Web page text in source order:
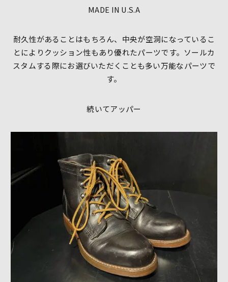
MADE IN U.S.A
耐久性があることはもちろん、中央が空洞になっているこ
とによりクッション性もあり優れたパーツです。 ソールカ
スタムする際にお選びいただくことも多い万能なパーツで
す。
続いてアッパー